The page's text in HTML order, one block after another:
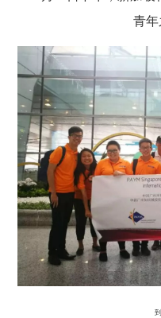
青年